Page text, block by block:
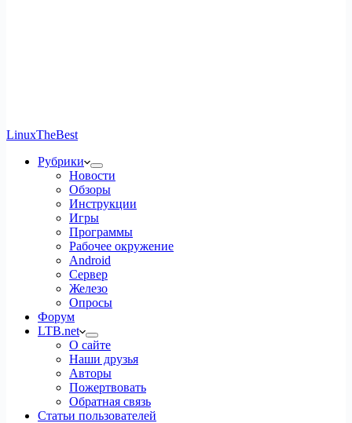
LinuxTheBest
Рубрики
Новости
Обзоры
Инструкции
Игры
Программы
Рабочее окружение
Android
Сервер
Железо
Опросы
Форум
LTB.net
О сайте
Наши друзья
Авторы
Пожертвовать
Обратная связь
Статьи пользователей